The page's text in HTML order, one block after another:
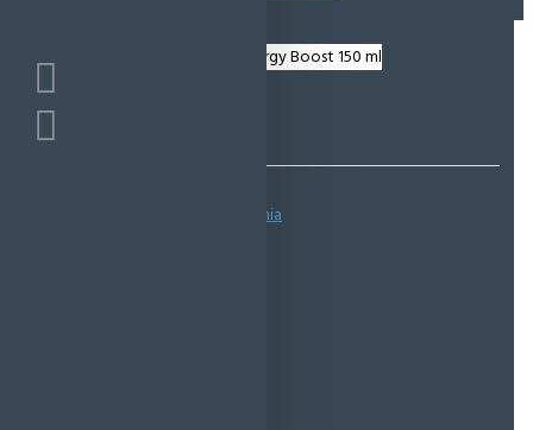
Spune-ţi opinia